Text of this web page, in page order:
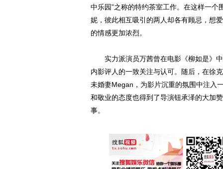
中乐园”之称的特约茶室工作。在这样一
妮，彼此相互吸引的两人却各有顾忌，想
的情感更加浓烈。
实力派演员万茜曾在电影《柳如是》中
内影评人的一致关注与认可。随后，在徐
未婚妻Megan，为影片沉重的氛围中注入
和敬业的态度也得到了导演钮承泽的大加
事。